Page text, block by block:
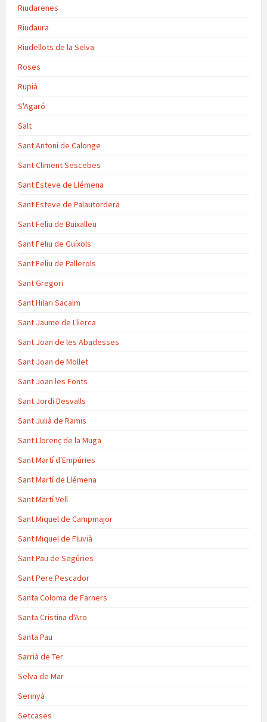
Riudarenes
Riudaura
Riudellots de la Selva
Roses
Rupià
S'Agaró
Salt
Sant Antoni de Calonge
Sant Climent Sescebes
Sant Esteve de Llémena
Sant Esteve de Palautordera
Sant Feliu de Buixalleu
Sant Feliu de Guíxols
Sant Feliu de Pallerols
Sant Gregori
Sant Hilari Sacalm
Sant Jaume de Llierca
Sant Joan de les Abadesses
Sant Joan de Mollet
Sant Joan les Fonts
Sant Jordi Desvalls
Sant Julià de Ramis
Sant Llorenç de la Muga
Sant Martí d'Empúries
Sant Martí de Llémena
Sant Martí Vell
Sant Miquel de Campmajor
Sant Miquel de Fluvià
Sant Pau de Segúries
Sant Pere Pescador
Santa Coloma de Farners
Santa Cristina d'Aro
Santa Pau
Sarrià de Ter
Selva de Mar
Serinyà
Setcases